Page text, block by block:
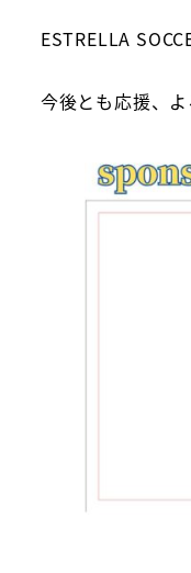
ESTRELLA
今後とも応援、よ